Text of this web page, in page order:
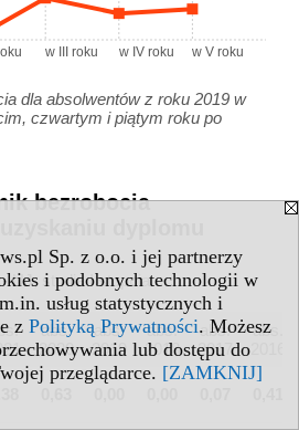
Sp. z o.o. i jej partnerzy
i podobnych technologii w
usług statystycznych i
z Polityką Prywatności. Możesz
lub dostępu do
przeglądarce. [ZAMKNIJ]
w III roku w IV roku w V roku
dla absolwentów z roku 2019 w
czwartym i piątym roku po
bezrobocia
- UJ, studia I stopnia
abs.
2020
abs.
2019
abs.
2018
abs.
2017
abs.